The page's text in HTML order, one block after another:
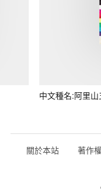
中文種名:阿里
關於本站 著作